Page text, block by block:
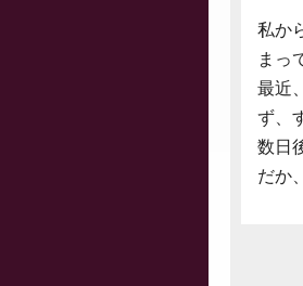
私か
まっ
最近
ず、
数日
だか